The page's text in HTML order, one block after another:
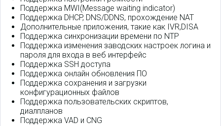
Поддержка MWI(Message waiting indicator)
Поддержка DHCP, DNS/DDNS, прохождение NAT
Дополнительные приложения, такие как IVR,DISA
Поддержка синхронизации времени по NTP
Поддержка изменения заводских настроек логина и
пароля для входа в веб интерфейс
Поддержка SSH доступа
Поддержка онлайн обновления ПО
Поддержка сохранения и загрузки
конфигурационных файлов
Поддержка пользовательских скриптов,
диалпланов
Поддержка VAD и CNG